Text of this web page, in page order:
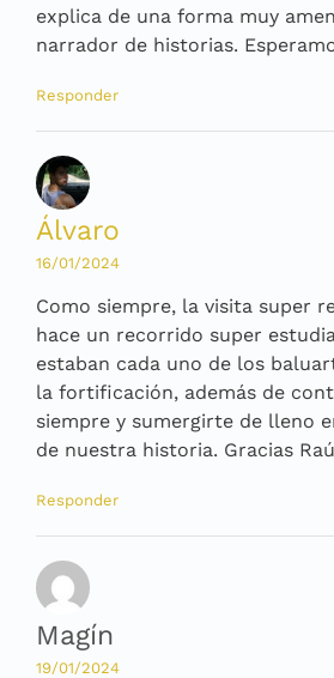
explica de una forma muy
narrador de historias.
Responder
Álvaro
16/01/2024
Como siempre, la visita super
hace un recorrido super
estaban cada uno de los
la fortificación, además de
siempre y sumergirte de lleno
de nuestra historia. Gracias
Responder
Magín
19/01/2024